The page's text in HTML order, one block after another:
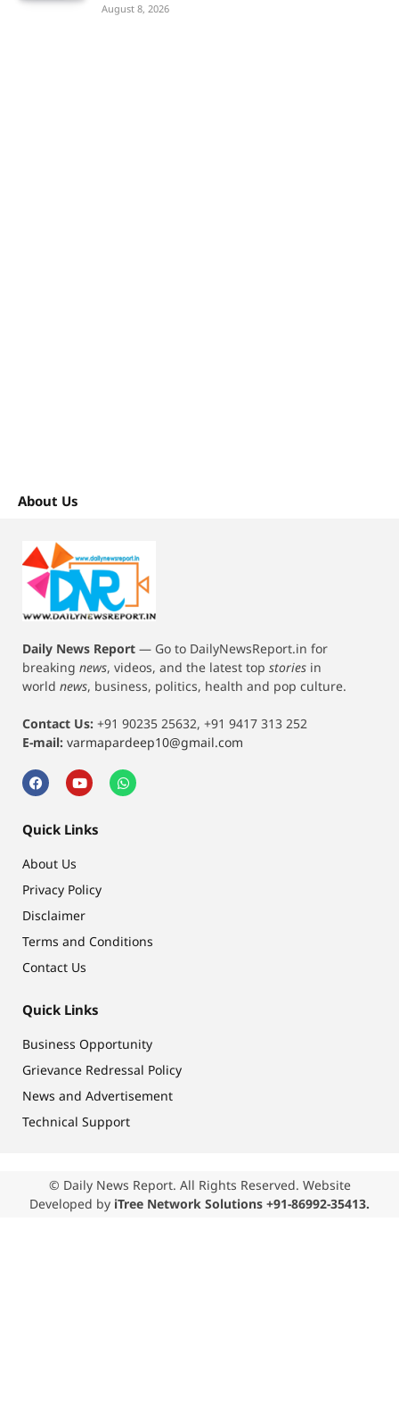
August 8, 2026
About Us
Daily News Report — Go to DailyNewsReport.in for
breaking news, videos, and the latest top stories in
world news, business, politics, health and pop culture.
Contact Us: +91 90235 25632, +91 9417 313 252
E-mail: varmapardeep10@gmail.com
Quick Links
About Us
Privacy Policy
Disclaimer
Terms and Conditions
Contact Us
Quick Links
Business Opportunity
Grievance Redressal Policy
News and Advertisement
Technical Support
© Daily News Report. All Rights Reserved. Website
Developed by iTree Network Solutions +91-86992-35413.